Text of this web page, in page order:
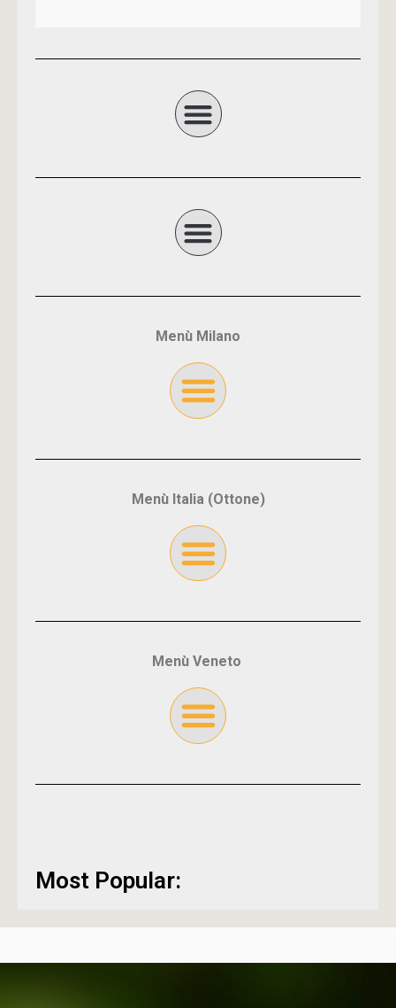
Menù Milano
Menù Italia (Ottone)
Menù Veneto
Most Popular: